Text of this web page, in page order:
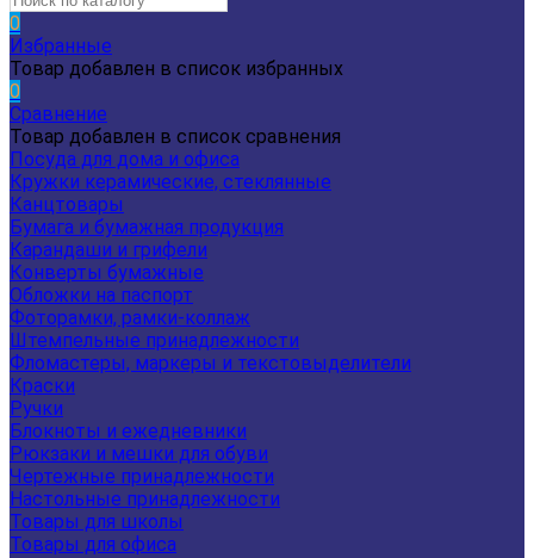
0
Избранные
Товар добавлен в список избранных
0
Сравнение
Товар добавлен в список сравнения
Посуда для дома и офиса
Кружки керамические, стеклянные
Канцтовары
Бумага и бумажная продукция
Карандаши и грифели
Конверты бумажные
Обложки на паспорт
Фоторамки, рамки-коллаж
Штемпельные принадлежности
Фломастеры, маркеры и текстовыделители
Краски
Ручки
Блокноты и ежедневники
Рюкзаки и мешки для обуви
Чертежные принадлежности
Настольные принадлежности
Товары для школы
Товары для офиса